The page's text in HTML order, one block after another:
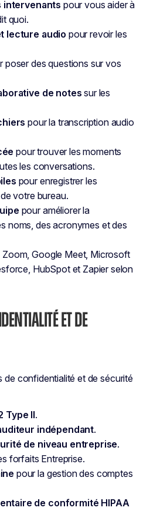
intervenants pour vous aider à
quoi.
lecture audio pour revoir les
poser des questions sur vos
de notes sur les
pour la transcription audio
pour trouver les moments
les conversations.
pour enregistrer les
votre bureau.
pour améliorer la
noms, des acronymes et des
Google Meet, Microsoft
HubSpot et Zapier selon
ET DE
de confidentialité et de sécurité
Type II.
indépendant.
de niveau entreprise.
forfaits Entreprise.
pour la gestion des comptes
de conformité HIPAA